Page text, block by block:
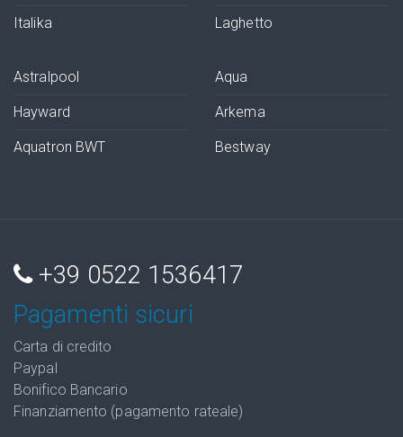
Italika Laghetto
Astralpool
Hayward
Aquatron BWT
Aqua
Arkema
Bestway
+39 0522 1536417
Pagamenti sicuri
Carta di credito
Paypal
Bonifico Bancario
Finanziamento (pagamento rateale)